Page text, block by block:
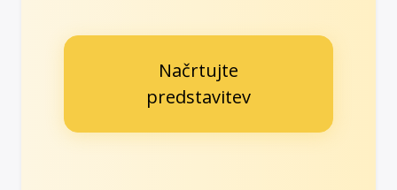
Načrtujte
predstavitev